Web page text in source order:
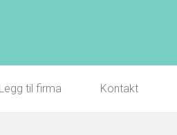
Legg til firma Kontakt